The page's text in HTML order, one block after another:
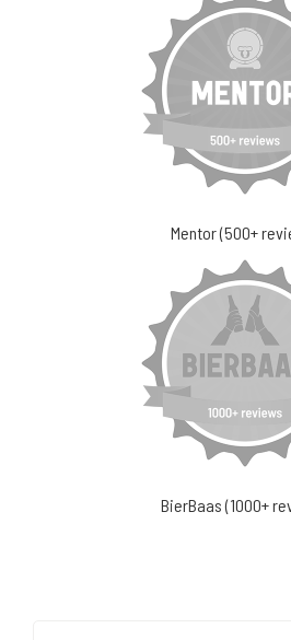
Mentor (500+
BierBaas (1000+